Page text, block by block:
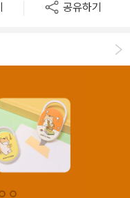
공유하기